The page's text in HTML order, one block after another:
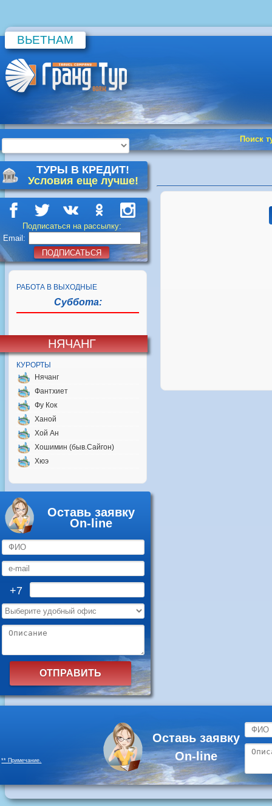
ВЬЕТНАМ
Поиск
ТУРЫ В КРЕДИТ!
Условия еще лучше!
Подписаться на рассылку:
Email:
ПОДПИСАТЬСЯ
РАБОТА В ВЫХОДНЫЕ
Суббота:
НЯЧАНГ
КУРОРТЫ
Нячанг
Фантхиет
Фу Кок
Ханой
Хой Ан
Хошимин (быв.Сайгон)
Хюэ
Оставь заявку
On-line
+7
** Примечание.
Оставь заявку
On-line